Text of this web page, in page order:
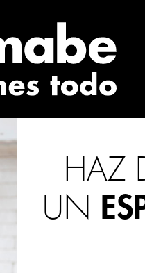
HAZ
UN